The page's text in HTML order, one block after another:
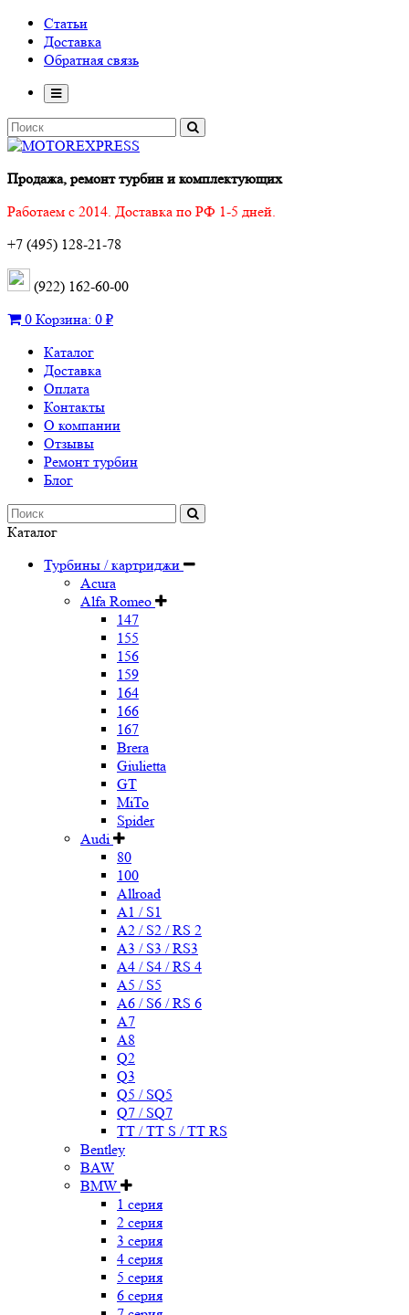
Статьи
Доставка
Обратная связь
Продажа, ремонт турбин и комплектующих
Работаем с 2014. Доставка по РФ 1-5 дней.
+7 (495) 128-21-78
(922) 162-60-00
0 Корзина: 0 ₽
Каталог
Доставка
Оплата
Контакты
О компании
Отзывы
Ремонт турбин
Блог
Каталог
Турбины / картриджи
Acura
Alfa Romeo
147
155
156
159
164
166
167
Brera
Giulietta
GT
MiTo
Spider
Audi
80
100
Allroad
A1 / S1
A2 / S2 / RS 2
A3 / S3 / RS3
A4 / S4 / RS 4
A5 / S5
A6 / S6 / RS 6
A7
A8
Q2
Q3
Q5 / SQ5
Q7 / SQ7
TT / TT S / TT RS
Bentley
BAW
BMW
1 серия
2 серия
3 серия
4 серия
5 серия
6 серия